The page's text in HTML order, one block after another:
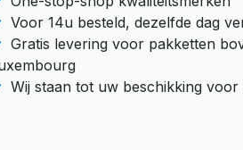
Voor 14u besteld, dezelfde dag
Gratis levering voor pakketten
Wij staan tot uw beschikking